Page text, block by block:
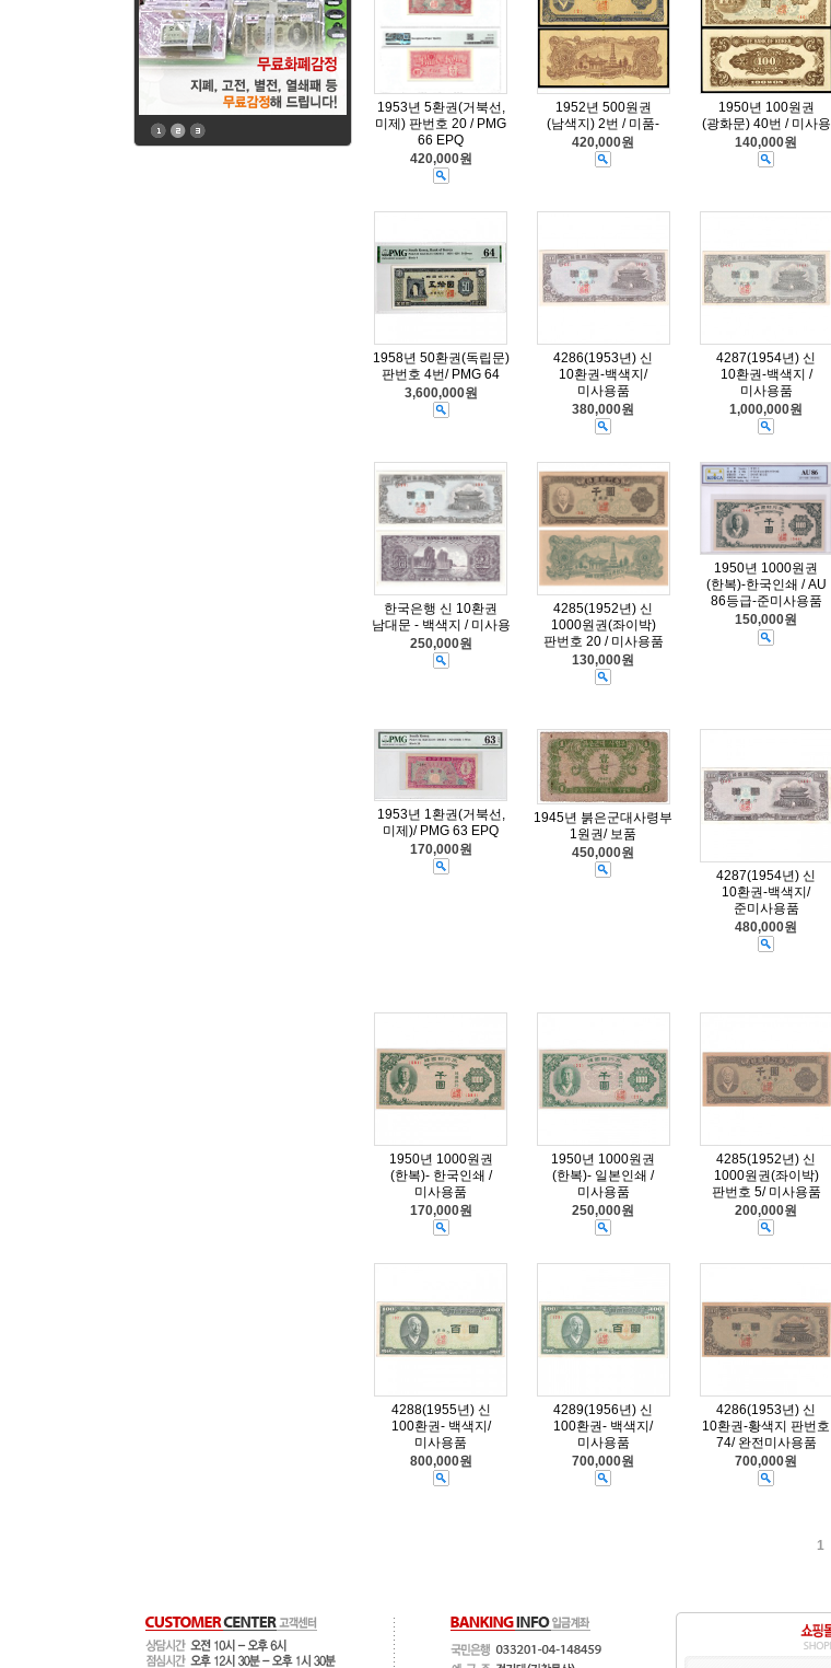
1953년 5환권(거북선,
미제) 판번호 20 / PMG
66 EPQ
420,000원
1952년 500원권
(남색지) 2번 / 미품-
420,000원
1950년 100원권
(광화문) 40번 / 미사용
140,000원
1958년 50환권(독립문)
판번호 4번/ PMG 64
3,600,000원
4286(1953년) 신
10환권-백색지/
미사용품
380,000원
4287(1954년) 신
10환권-백색지 /
미사용품
1,000,000원
한국은행 신 10환권
남대문 - 백색지 / 미사용
250,000원
4285(1952년) 신
1000원권(좌이박)
판번호 20 / 미사용품
130,000원
1950년 1000원권
(한복)-한국인쇄 / AU
86등급-준미사용품
150,000원
1953년 1환권(거북선,
미제)/ PMG 63 EPQ
170,000원
1945년 붉은군대사령부
1원권/ 보품
450,000원
4287(1954년) 신
10환권-백색지/
준미사용품
480,000원
1950년 1000원권
(한복)- 한국인쇄 /
미사용품
170,000원
1950년 1000원권
(한복)- 일본인쇄 /
미사용품
250,000원
4285(1952년) 신
1000원권(좌이박)
판번호 5/ 미사용품
200,000원
4288(1955년) 신
100환권- 백색지/
미사용품
800,000원
4289(1956년) 신
100환권- 백색지/
미사용품
700,000원
4286(1953년) 신
10환권-황색지 판번호
74/ 완전미사용품
700,000원
1